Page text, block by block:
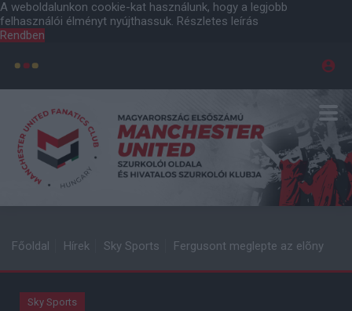
A weboldalunkon cookie-kat használunk, hogy a legjobb
felhasználói élményt nyújthassuk. Részletes leírás
Rendben
Főoldal Hírek Sky Sports Fergusont meglepte az elõny
Sky Sports